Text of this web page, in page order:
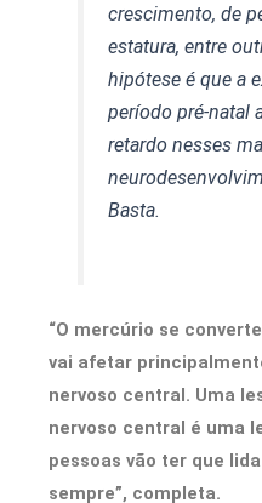
crescimento, de
estatura, entre
hipótese é que a
período pré-natal
retardo nesses
Basta.
“O mercúrio se
vai afetar
nervoso central. Uma
nervoso central é uma
pessoas vão ter que
sempre”, completa.